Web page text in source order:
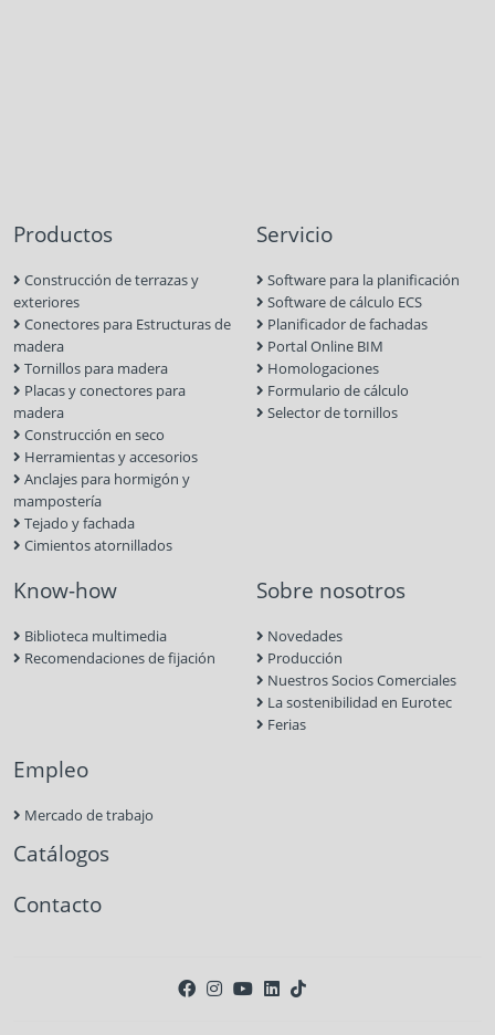
Productos
Construcción de terrazas y
exteriores
Conectores para Estructuras de
madera
Tornillos para madera
Placas y conectores para
madera
Construcción en seco
Herramientas y accesorios
Anclajes para hormigón y
mampostería
Tejado y fachada
Cimientos atornillados
Servicio
Software para la planificación
Software de cálculo ECS
Planificador de fachadas
Portal Online BIM
Homologaciones
Formulario de cálculo
Selector de tornillos
Know-how
Biblioteca multimedia
Recomendaciones de fijación
Sobre nosotros
Novedades
Producción
Nuestros Socios Comerciales
La sostenibilidad en Eurotec
Ferias
Empleo
Mercado de trabajo
Catálogos
Contacto